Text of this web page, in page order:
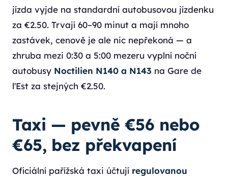
jízda vyjde na standardní autobusovou jízdenku
za €2.50. Trvají 60–90 minut a mají mnoho
zastávek, cenově je ale nic nepřekoná — a
zhruba mezi 0:30 a 5:00 mezeru vyplní noční
autobusy Noctilien N140 a N143 na Gare de
l'Est za stejných €2.50.
Taxi — pevně €56 nebo
€65, bez překvapení
Oficiální pařížská taxi účtují regulovanou